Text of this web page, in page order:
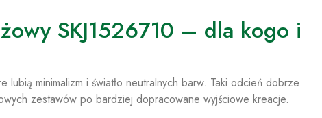
SKJ1526710 – dla kogo i
minimalizm i światło neutralnych barw. Taki odcień dobrze
zestawów po bardziej dopracowane wyjściowe kreacje.